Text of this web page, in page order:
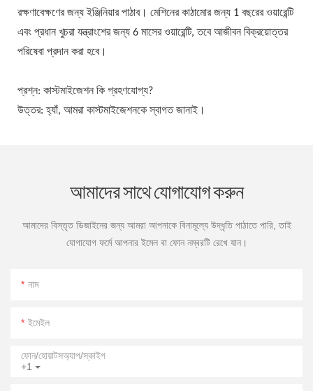
রক্ষণাবেক্ষণের জন্য ইঞ্জিনিয়ার পাঠাব। মেশিনের কাঠামোর জন্য 1 বছরের ওয়ারেন্টি
এবং প্রধান খুচরা যন্ত্রাংশের জন্য 6 মাসের ওয়ারেন্টি, তবে আজীবন বিক্রয়োত্তর
পরিষেবা প্রদান করা হবে।
প্রশ্ন: কাস্টমাইজেশন কি গ্রহণযোগ্য?
উত্তর: হ্যাঁ, আমরা কাস্টমাইজেশনকে স্বাগত জানাই।
আমাদের সাথে যোগাযোগ করুন
আমাদের বিস্তৃত ডিজাইনের জন্য আমরা আপনাকে বিনামূল্যে উদ্ধৃতি পাঠাতে পারি, তাই
যোগাযোগ ফর্মে আপনার ইমেল বা ফোন নম্বরটি রেখে যান।
নাম
ইমেইল
+1
ফোন/হোয়াটসঅ্যাপ/স্কাইপ